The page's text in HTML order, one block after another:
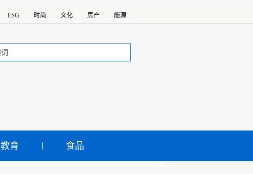
ESG 时尚 文化 房产 能源
教育 食品